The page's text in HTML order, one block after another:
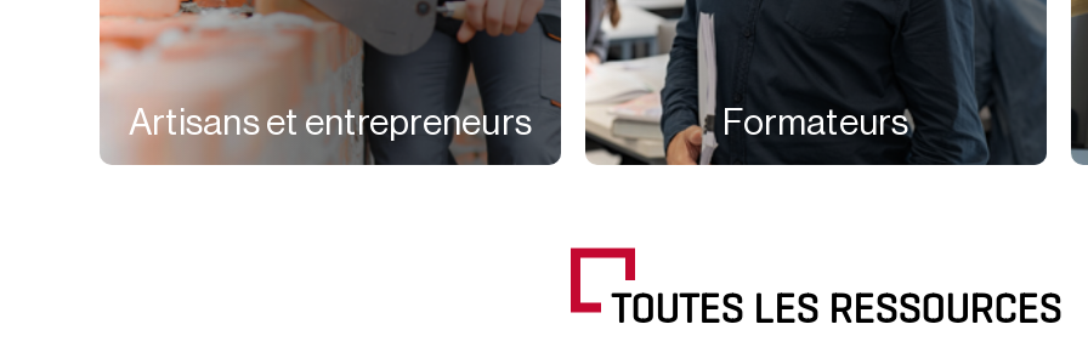
Artisans et entrepreneurs Formateurs
TOUTES LES RESSOURCES